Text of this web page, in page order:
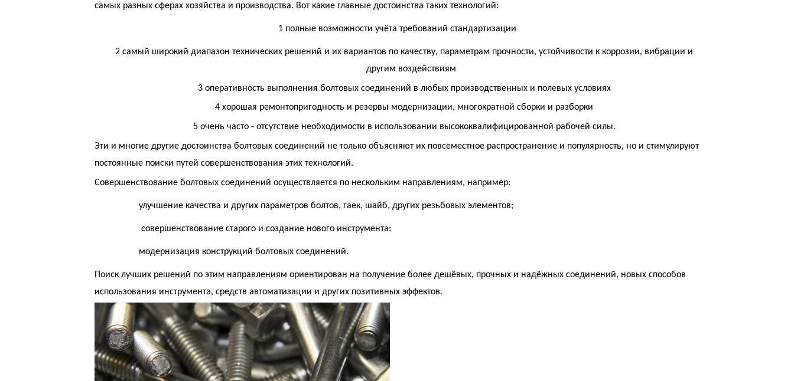
самых разных сферах хозяйства и производства. Вот какие главные достоинства таких технологий:
1 полные возможности учёта требований стандартизации
2 самый широкий диапазон технических решений и их вариантов по качеству, параметрам прочности, устойчивости к коррозии, вибрации и
другим воздействиям
3 оперативность выполнения болтовых соединений в любых производственных и полевых условиях
4 хорошая ремонтопригодность и резервы модернизации, многократной сборки и разборки
5 очень часто - отсутствие необходимости в использовании высококвалифицированной рабочей силы.
Эти и многие другие достоинства болтовых соединений не только объясняют их повсеместное распространение и популярность, но и стимулируют
постоянные поиски путей совершенствования этих технологий.
Совершенствование болтовых соединений осуществляется по нескольким направлениям, например:
улучшение качества и других параметров болтов, гаек, шайб, других резьбовых элементов;
совершенствование старого и создание нового инструмента;
модернизация конструкций болтовых соединений.
Поиск лучших решений по этим направлениям ориентирован на получение более дешёвых, прочных и надёжных соединений, новых способов
использования инструмента, средств автоматизации и других позитивных эффектов.